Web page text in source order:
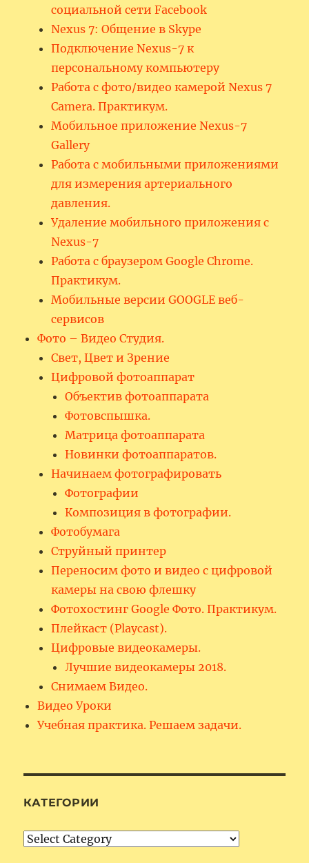
социальной сети Facebook
Nexus 7: Общение в Skype
Подключение Nexus-7 к
персональному компьютеру
Работа с фото/видео камерой Nexus 7
Camera. Практикум.
Мобильное приложение Nexus-7
Gallery
Работа с мобильными приложениями
для измерения артериального
давления.
Удаление мобильного приложения с
Nexus-7
Работа с браузером Google Chrome.
Практикум.
Мобильные версии GOOGLE веб-
сервисов
Фото – Видео Студия.
Свет, Цвет и Зрение
Цифровой фотоаппарат
Объектив фотоаппарата
Фотовспышка.
Матрица фотоаппарата
Новинки фотоаппаратов.
Начинаем фотографировать
Фотографии
Композиция в фотографии.
Фотобумага
Струйный принтер
Переносим фото и видео с цифровой
камеры на свою флешку
Фотохостинг Google Фото. Практикум.
Плейкаст (Playcast).
Цифровые видеокамеры.
Лучшие видеокамеры 2018.
Снимаем Видео.
Видео Уроки
Учебная практика. Решаем задачи.
КАТЕГОРИИ
Категории